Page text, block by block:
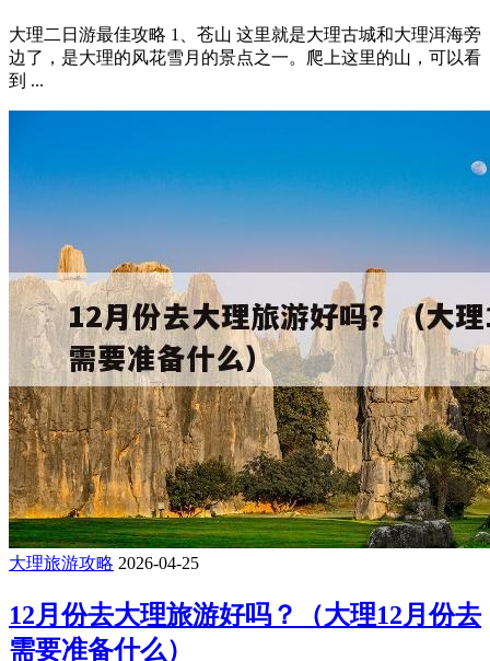
大理二日游最佳攻略 1、苍山 这里就是大理古城和大理洱海旁
边了，是大理的风花雪月的景点之一。爬上这里的山，可以看
到 ...
大理旅游攻略 2026-04-25
12月份去大理旅游好吗？（大理12月份去
需要准备什么）